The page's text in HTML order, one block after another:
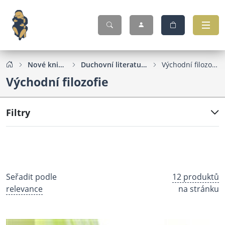
Nové knihy Duchovní literatura Východní filozofie
Východní filozofie
Filtry
Seřadit podle
relevance
12 produktů
na stránku